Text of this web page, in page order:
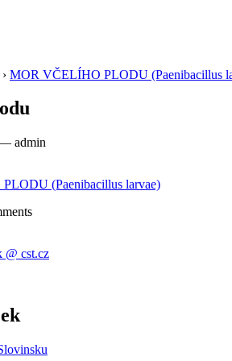
› MOR VČELÍHO PLODU (Paenibacillus
admin
(Paenibacillus larvae)
@ cst.cz